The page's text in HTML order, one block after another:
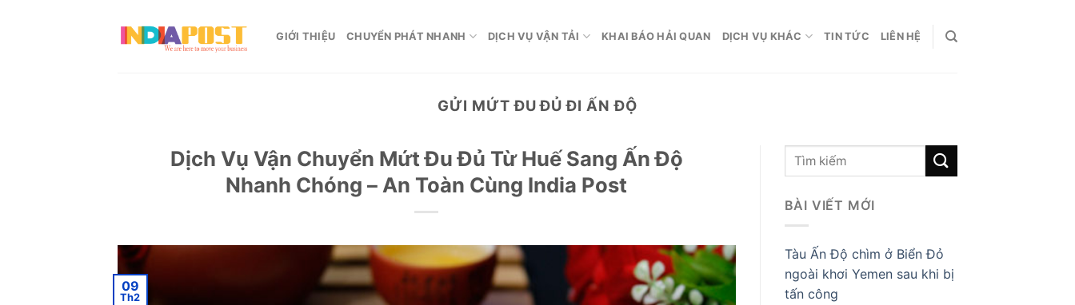
GIỚI THIỆU CHUYỂN PHÁT NHANH DỊCH VỤ VẬN TẢI KHAI BÁO HẢI QUAN DỊCH VỤ KHÁC TIN TỨC LIÊN HỆ
GỬI MỨT ĐU ĐỦ ĐI ẤN ĐỘ
Dịch Vụ Vận Chuyển Mứt Đu Đủ Từ Huế Sang Ấn Độ
Nhanh Chóng – An Toàn Cùng India Post
09
Th2
BÀI VIẾT MỚI
Tàu Ấn Độ chìm ở Biển Đỏ
ngoài khơi Yemen sau khi bị
tấn công